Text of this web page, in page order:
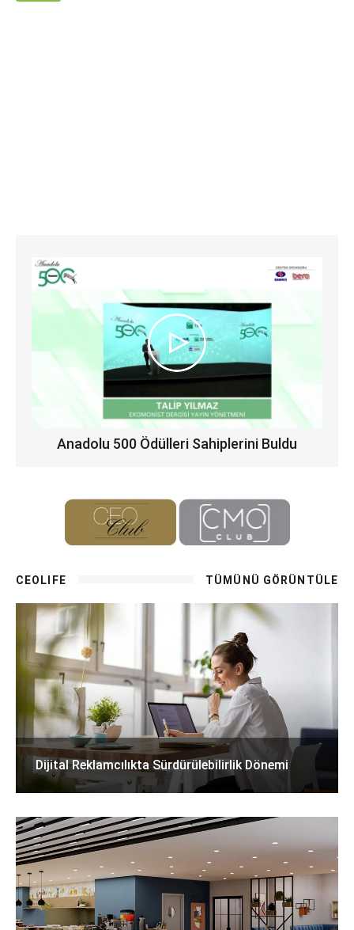
Anadolu 500 Ödülleri Sahiplerini Buldu
CEOLIFE TÜMÜNÜ GÖRÜNTÜLE
Dijital Reklamcılıkta Sürdürülebilirlik Dönemi